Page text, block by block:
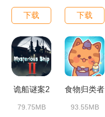
下载 下载
诡船谜案2
79.75MB
食物归类者
93.55MB